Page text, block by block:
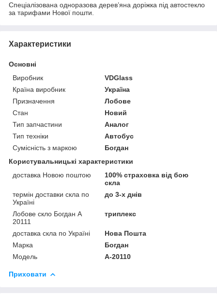
Спеціалізована одноразова дерев’яна доріжка під автостекло
за тарифами Нової пошти.
Характеристики
Основні
Виробник
VDGlass
Країна виробник
Україна
Призначення
Лобове
Стан
Новий
Тип запчастини
Аналог
Тип техніки
Автобус
Сумісність з маркою
Богдан
Користувальницькі характеристики
доставка Новою поштою
100% страховка від бою
скла
термін доставки скла по
Україні
до 3-х днів
Лобове скло Богдан А
20111
триплекс
доставка скла по Україні
Нова Пошта
Марка
Богдан
Модель
А-20110
Приховати